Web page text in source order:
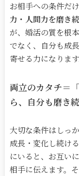
お相手への条件だけ
力・人間力を磨き
が、婚活の質を根
でなく、自分も成
寄せる力になります
両立のカタチ＝
ら、自分も磨き続
大切な条件はしっ
成長・変化し続け
にいると、お互い
相手に伝えます。